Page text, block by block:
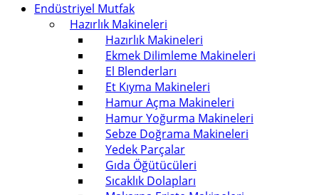
Endüstriyel Mutfak
Hazırlık Makineleri
Hazırlık Makineleri
Ekmek Dilimleme Makineleri
El Blenderları
Et Kıyma Makineleri
Hamur Açma Makineleri
Hamur Yoğurma Makineleri
Sebze Doğrama Makineleri
Yedek Parçalar
Gıda Öğütücüleri
Sıcaklık Dolapları